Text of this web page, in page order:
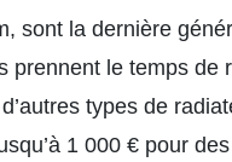
sont la dernière
le temps de
types de
1 000 € pour